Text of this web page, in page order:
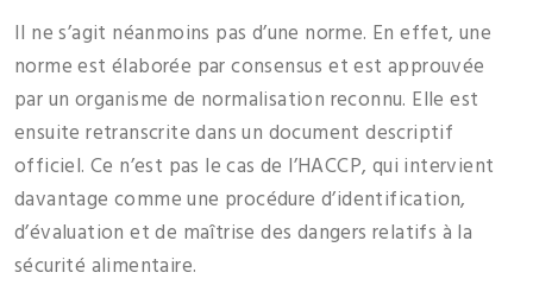
Il ne s’agit néanmoins pas d’une norme. En effet, une
norme est élaborée par consensus et est approuvée
par un organisme de normalisation reconnu. Elle est
ensuite retranscrite dans un document descriptif
officiel. Ce n’est pas le cas de l’HACCP, qui intervient
davantage comme une procédure d’identification,
d’évaluation et de maîtrise des dangers relatifs à la
sécurité alimentaire.